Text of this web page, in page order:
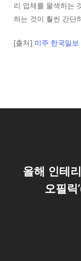
리 업체를 물색하는
하는 것이 훨씬 간단
[출처] 미주 한국일
올해 인테
오필릭